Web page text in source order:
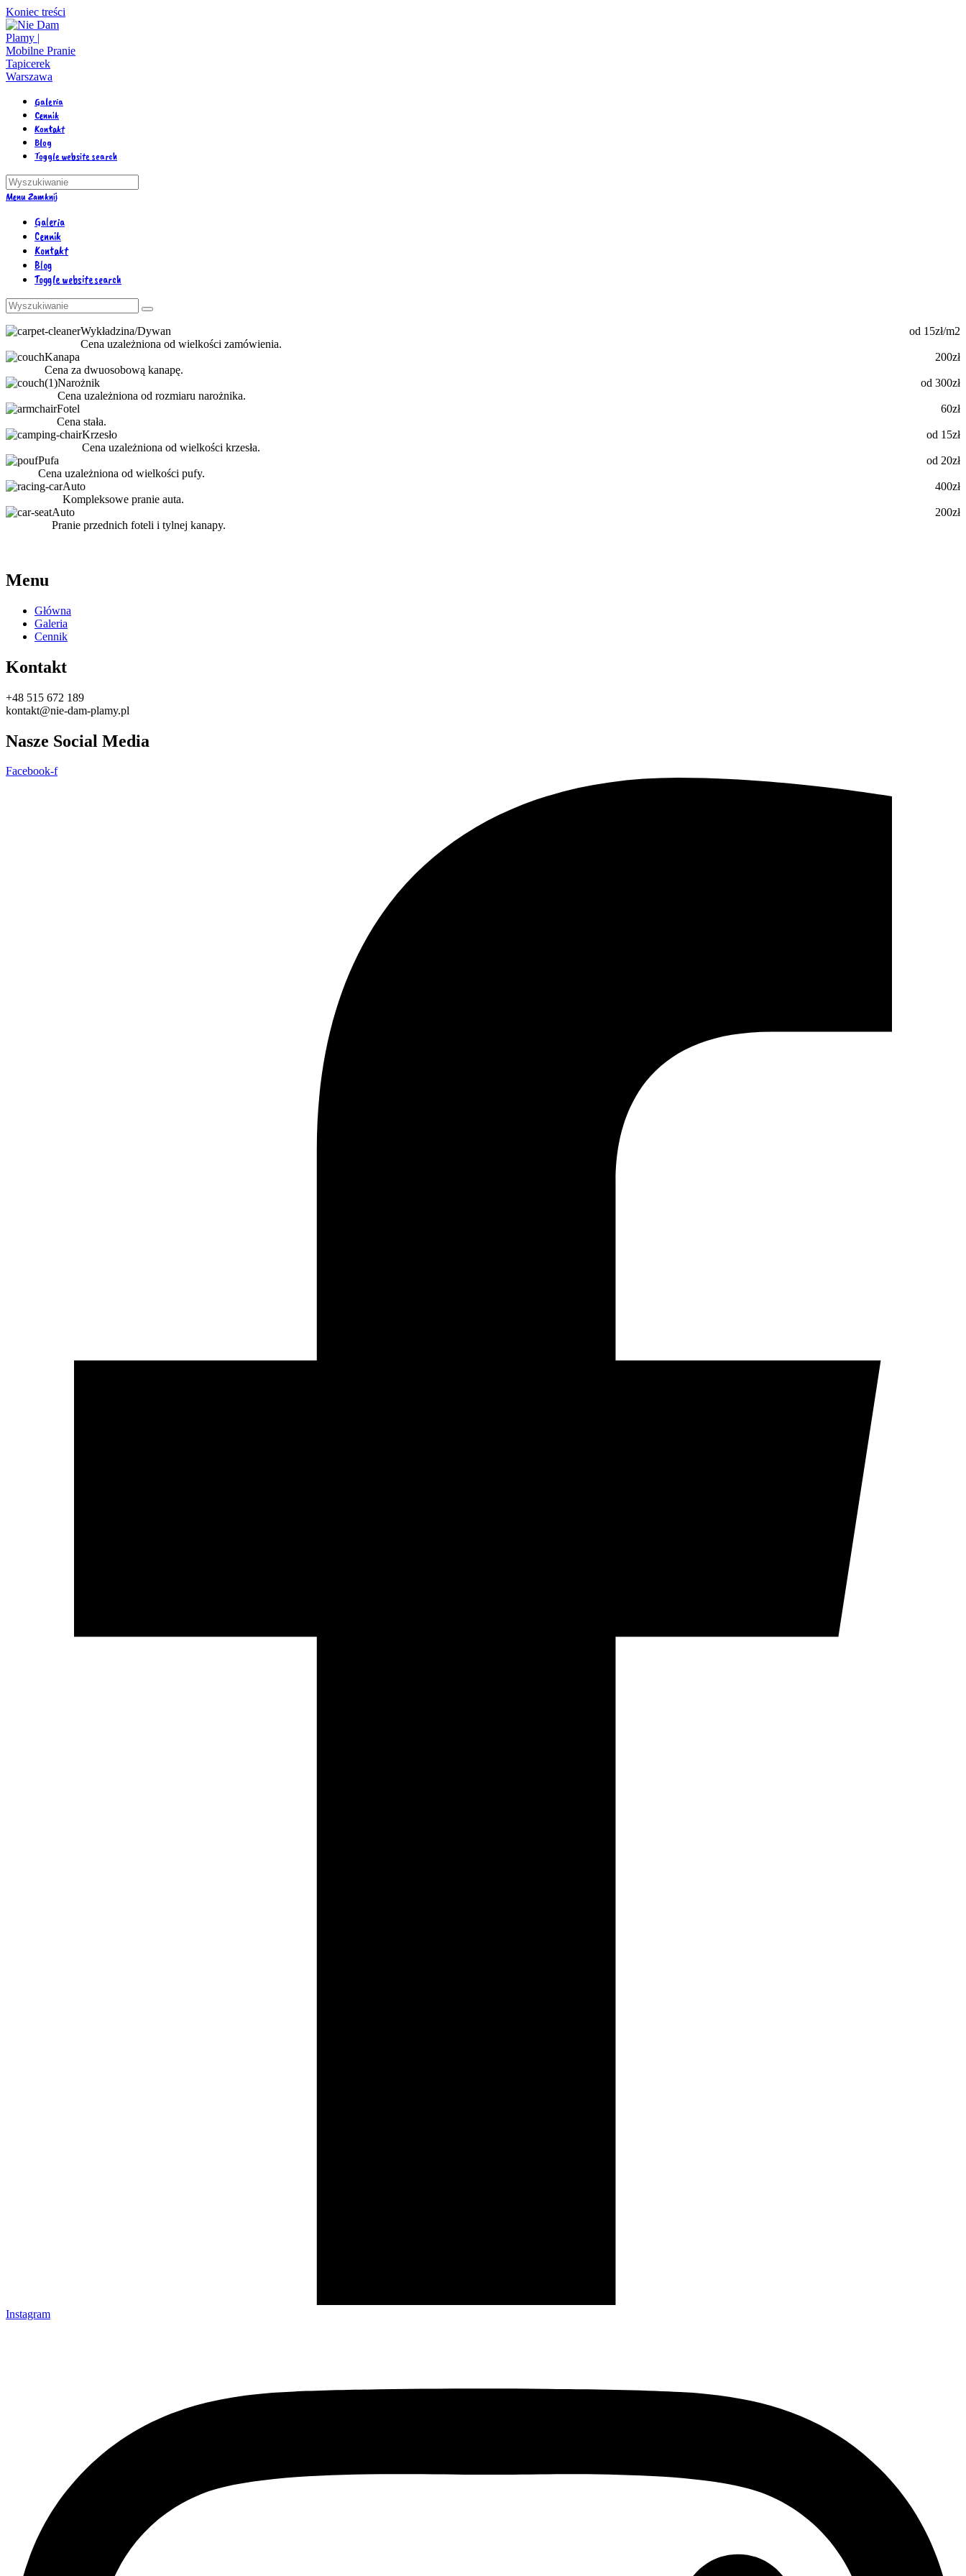
Koniec treści
Galeria
Cennik
Kontakt
Blog
Toggle website search
MenuZamknij
Galeria
Cennik
Kontakt
Blog
Toggle website search
Wykładzina/Dywan
od 15zł/m2
Cena uzależniona od wielkości zamówienia.
Kanapa
200zł
Cena za dwuosobową kanapę.
Narożnik
od 300zł
Cena uzależniona od rozmiaru narożnika.
Fotel
60zł
Cena stała.
Krzesło
od 15zł
Cena uzależniona od wielkości krzesła.
Pufa
od 20zł
Cena uzależniona od wielkości pufy.
Auto
400zł
Kompleksowe pranie auta.
Auto
200zł
Pranie przednich foteli i tylnej kanapy.
Menu
Główna
Galeria
Cennik
Kontakt
+48 515 672 189
kontakt@nie-dam-plamy.pl
Nasze Social Media
Facebook-f
Instagram